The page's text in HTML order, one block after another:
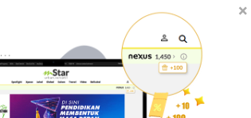
Follow media sosial kami
×